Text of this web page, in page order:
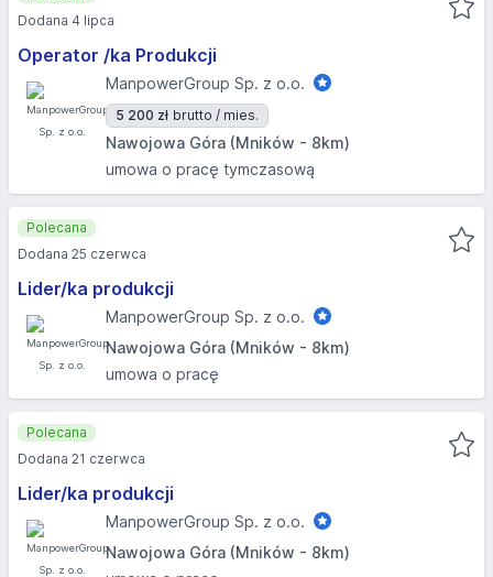
Operator /ka Produkcji
ManpowerGroup Sp. z o.o.
5 200 zł brutto / mies.
Nawojowa Góra (Mników - 8km)
umowa o pracę tymczasową
Dodana 4 lipca
Lider/ka produkcji
ManpowerGroup Sp. z o.o.
Nawojowa Góra (Mników - 8km)
umowa o pracę
Polecana
Dodana 25 czerwca
Lider/ka produkcji
ManpowerGroup Sp. z o.o.
Nawojowa Góra (Mników - 8km)
Polecana
Dodana 21 czerwca